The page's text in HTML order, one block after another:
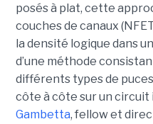
posés à plat, cette
couches de canaux
la densité logique dans
d’une méthode
différents types de
côte à côte sur un circuit
Gambetta, fellow et